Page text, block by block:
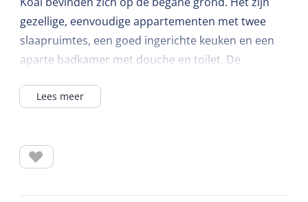
gezellige, eenvoudige appartementen met twee
slaapruimtes, een goed ingerichte keuken en een
aparte badkamer met douche en toilet. De
van een bunker uit de Tweede Wereldoorlog.
De appartementen hebben een eethoek, een zitje
ingericht met een koelkast, gaskookplaat,
Lees meer